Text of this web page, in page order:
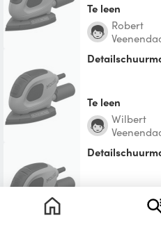
Te leen
Robert
Te leen
Wilbert